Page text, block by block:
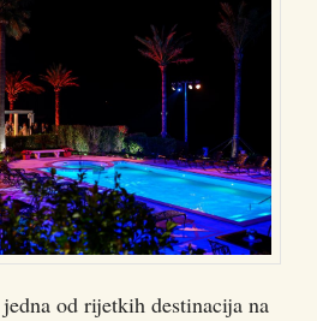
od rijetkih destinacija na